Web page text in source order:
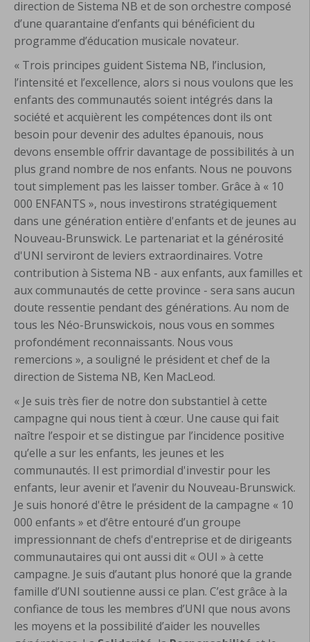
direction de Sistema NB et de son orchestre composé
d’une quarantaine d’enfants qui bénéficient du
programme d’éducation musicale novateur.
« Trois principes guident Sistema NB, l’inclusion,
l’intensité et l’excellence, alors si nous voulons que les
enfants des communautés soient intégrés dans la
société et acquièrent les compétences dont ils ont
besoin pour devenir des adultes épanouis, nous
devons ensemble offrir davantage de possibilités à un
plus grand nombre de nos enfants. Nous ne pouvons
tout simplement pas les laisser tomber. Grâce à « 10
000 ENFANTS », nous investirons stratégiquement
dans une génération entière d'enfants et de jeunes au
Nouveau-Brunswick. Le partenariat et la générosité
d'UNI serviront de leviers extraordinaires. Votre
contribution à Sistema NB - aux enfants, aux familles et
aux communautés de cette province - sera sans aucun
doute ressentie pendant des générations. Au nom de
tous les Néo-Brunswickois, nous vous en sommes
profondément reconnaissants. Nous vous
remercions », a souligné le président et chef de la
direction de Sistema NB, Ken MacLeod.
« Je suis très fier de notre don substantiel à cette
campagne qui nous tient à cœur. Une cause qui fait
naître l’espoir et se distingue par l’incidence positive
qu’elle a sur les enfants, les jeunes et les
communautés. Il est primordial d'investir pour les
enfants, leur avenir et l’avenir du Nouveau-Brunswick.
Je suis honoré d'être le président de la campagne « 10
000 enfants » et d’être entouré d’un groupe
impressionnant de chefs d'entreprise et de dirigeants
communautaires qui ont aussi dit « OUI » à cette
campagne. Je suis d’autant plus honoré que la grande
famille d’UNI soutienne aussi ce plan. C’est grâce à la
confiance de tous les membres d’UNI que nous avons
les moyens et la possibilité d’aider les nouvelles